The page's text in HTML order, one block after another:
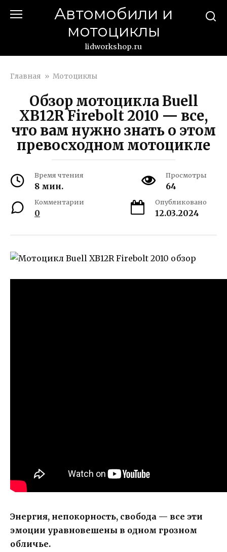
Автомобили и
мотоциклы
lidworkshop.ru
Главная » Мотоциклы
Обзор мотоцикла Buell
XB12R Firebolt 2010 — все,
что вам нужно знать о этом
превосходном мотоцикле
Время чтения
8 мин.
Просмотры
64
Комментарии
0
Опубликовано
12.03.2024
Энергия, непокорность, свобода — все эти
эмоции уравновешены в одном грозном
обличье.